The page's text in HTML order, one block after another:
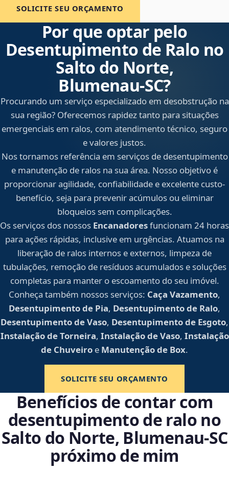
SOLICITE SEU ORÇAMENTO
Por que optar pelo
Desentupimento de Ralo no
Salto do Norte,
Blumenau‑SC?
Procurando um serviço especializado em desobstrução na
sua região? Oferecemos rapidez tanto para situações
emergenciais em ralos, com atendimento técnico, seguro
e valores justos.
Nos tornamos referência em serviços de desentupimento
e manutenção de ralos na sua área. Nosso objetivo é
proporcionar agilidade, confiabilidade e excelente custo-
benefício, seja para prevenir acúmulos ou eliminar
bloqueios sem complicações.
Os serviços dos nossos Encanadoresfuncionam 24 horas
para ações rápidas, inclusive em urgências. Atuamos na
liberação de ralos internos e externos, limpeza de
tubulações, remoção de resíduos acumulados e soluções
completas para manter o escoamento do seu imóvel.
Conheça também nossos serviços: Caça Vazamento,
Desentupimento de Pia, Desentupimento de Ralo,
Desentupimento de Vaso, Desentupimento de Esgoto,
Instalação de Torneira, Instalação de Vaso, Instalação
de Chuveiro e Manutenção de Box.
SOLICITE SEU ORÇAMENTO
Benefícios de contar com
desentupimento de ralo no
Salto do Norte, Blumenau‑SC
próximo de mim